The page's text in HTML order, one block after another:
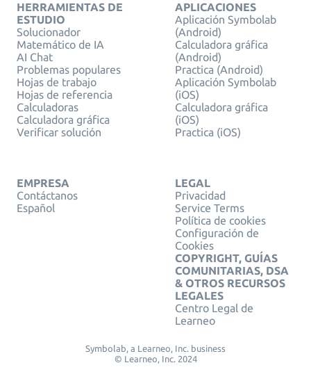
HERRAMIENTAS DE
ESTUDIO
Solucionador
Matemático de IA
AI Chat
Problemas populares
Hojas de trabajo
Hojas de referencia
Calculadoras
Calculadora gráfica
Verificar solución
APLICACIONES
Aplicación Symbolab
(Android)
Calculadora gráfica
(Android)
Practica (Android)
Aplicación Symbolab
(iOS)
Calculadora gráfica
(iOS)
Practica (iOS)
EMPRESA
Contáctanos
Español
LEGAL
Privacidad
Service Terms
Política de cookies
Configuración de
Cookies
COPYRIGHT, GUÍAS
COMUNITARIAS, DSA
& OTROS RECURSOS
LEGALES
Centro Legal de
Learneo
Symbolab, a Learneo, Inc. business
© Learneo, Inc. 2024